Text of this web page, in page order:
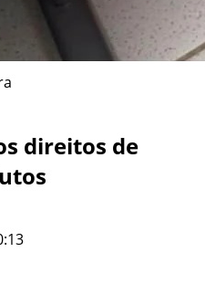
direitos de